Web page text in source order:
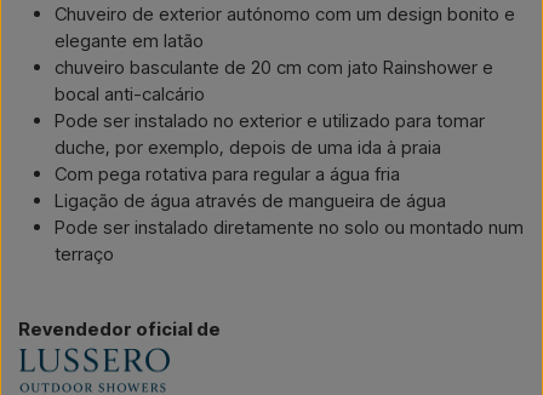
Chuveiro de exterior autónomo com um design bonito e
elegante em latão
chuveiro basculante de 20 cm com jato Rainshower e
bocal anti-calcário
Pode ser instalado no exterior e utilizado para tomar
duche, por exemplo, depois de uma ida à praia
Com pega rotativa para regular a água fria
Ligação de água através de mangueira de água
Pode ser instalado diretamente no solo ou montado num
terraço
Revendedor oficial de